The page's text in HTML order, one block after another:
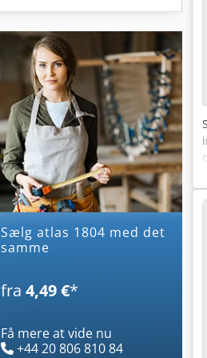
Sælg atlas 1804 med det
samme
fra 4,49 €*
Få mere at vide nu
+44 20 806 810 84